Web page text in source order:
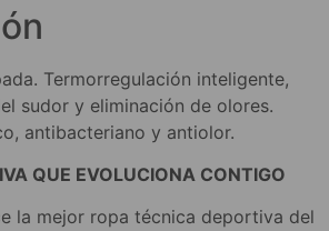
Termorregulación inteligente,
sudor y eliminación de olores.
antibacteriano y antiolor.
QUE EVOLUCIONA CONTIGO
la mejor ropa técnica deportiva del